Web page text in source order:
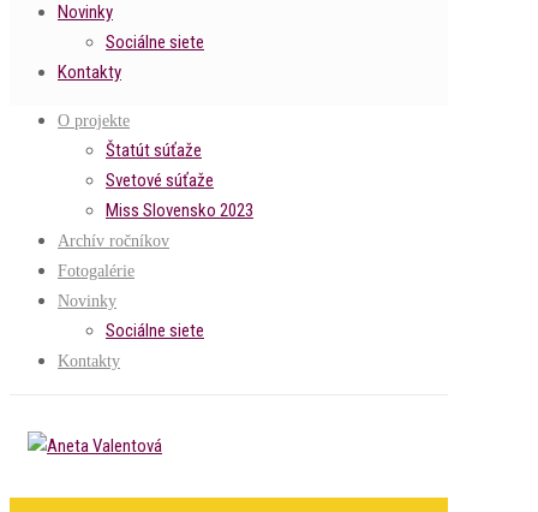
Novinky
Sociálne siete
Kontakty
O projekte
Štatút súťaže
Svetové súťaže
Miss Slovensko 2023
Archív ročníkov
Fotogalérie
Novinky
Sociálne siete
Kontakty